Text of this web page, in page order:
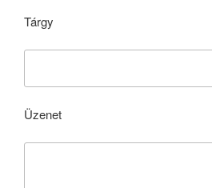
Tárgy
Üzenet